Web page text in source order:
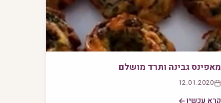
מאפינס גבינה ותרד מושלם
12.01.2020
קרא עכשיו